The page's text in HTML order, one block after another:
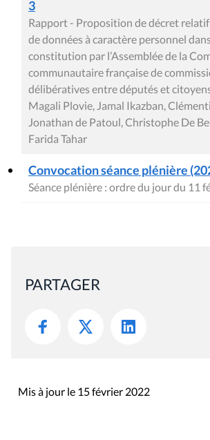
3
Rapport - Proposition de décret
de données à caractère personnel
constitution par l’Assemblée de la
communautaire française de
délibératives entre députés et
Magali Plovie, Jamal Ikazban,
Jonathan de Patoul, Christophe De
Farida Tahar
Convocation séance plénière
Séance plénière : ordre du jour du 11
PARTAGER
Mis à jour le 15 février 2022